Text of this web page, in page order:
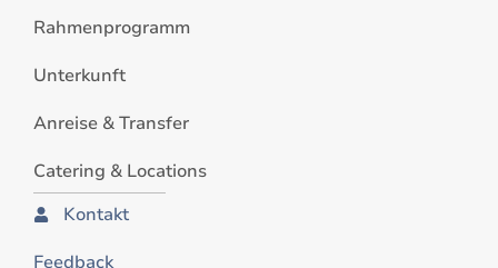
Rahmenprogramm
Unterkunft
Anreise & Transfer
Catering & Locations
Kontakt
Feedback